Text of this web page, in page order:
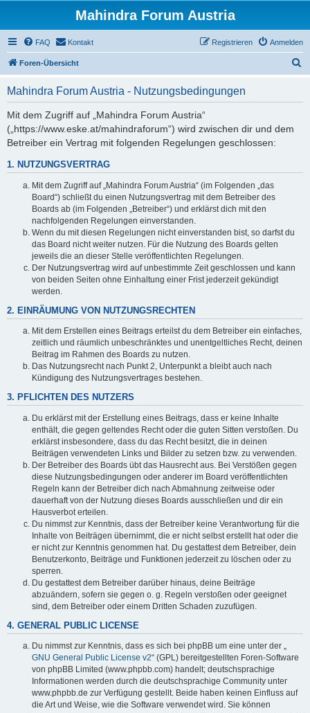
Mahindra Forum Austria
FAQ Kontakt Anmelden
Registrieren
Foren-Übersicht
Mahindra Forum Austria - Nutzungsbedingungen
Mit dem Zugriff auf „Mahindra Forum Austria“
(„https://www.eske.at/mahindraforum“) wird zwischen dir und dem
Betreiber ein Vertrag mit folgenden Regelungen geschlossen:
1. NUTZUNGSVERTRAG
Mit dem Zugriff auf „Mahindra Forum Austria“ (im Folgenden „das
Board“) schließt du einen Nutzungsvertrag mit dem Betreiber des
Boards ab (im Folgenden „Betreiber“) und erklärst dich mit den
nachfolgenden Regelungen einverstanden.
Wenn du mit diesen Regelungen nicht einverstanden bist, so darfst du
das Board nicht weiter nutzen. Für die Nutzung des Boards gelten
jeweils die an dieser Stelle veröffentlichten Regelungen.
Der Nutzungsvertrag wird auf unbestimmte Zeit geschlossen und kann
von beiden Seiten ohne Einhaltung einer Frist jederzeit gekündigt
werden.
2. EINRÄUMUNG VON NUTZUNGSRECHTEN
Mit dem Erstellen eines Beitrags erteilst du dem Betreiber ein einfaches,
zeitlich und räumlich unbeschränktes und unentgeltliches Recht, deinen
Beitrag im Rahmen des Boards zu nutzen.
Das Nutzungsrecht nach Punkt 2, Unterpunkt a bleibt auch nach
Kündigung des Nutzungsvertrages bestehen.
3. PFLICHTEN DES NUTZERS
Du erklärst mit der Erstellung eines Beitrags, dass er keine Inhalte
enthält, die gegen geltendes Recht oder die guten Sitten verstoßen. Du
erklärst insbesondere, dass du das Recht besitzt, die in deinen
Beiträgen verwendeten Links und Bilder zu setzen bzw. zu verwenden.
Der Betreiber des Boards übt das Hausrecht aus. Bei Verstößen gegen
diese Nutzungsbedingungen oder anderer im Board veröffentlichten
Regeln kann der Betreiber dich nach Abmahnung zeitweise oder
dauerhaft von der Nutzung dieses Boards ausschließen und dir ein
Hausverbot erteilen.
Du nimmst zur Kenntnis, dass der Betreiber keine Verantwortung für die
Inhalte von Beiträgen übernimmt, die er nicht selbst erstellt hat oder die
er nicht zur Kenntnis genommen hat. Du gestattest dem Betreiber, dein
Benutzerkonto, Beiträge und Funktionen jederzeit zu löschen oder zu
sperren.
Du gestattest dem Betreiber darüber hinaus, deine Beiträge
abzuändern, sofern sie gegen o. g. Regeln verstoßen oder geeignet
sind, dem Betreiber oder einem Dritten Schaden zuzufügen.
4. GENERAL PUBLIC LICENSE
Du nimmst zur Kenntnis, dass es sich bei phpBB um eine unter der „
GNU General Public License v2“ (GPL) bereitgestellten Foren-Software
von phpBB Limited (www.phpbb.com) handelt; deutschsprachige
Informationen werden durch die deutschsprachige Community unter
www.phpbb.de zur Verfügung gestellt. Beide haben keinen Einfluss auf
die Art und Weise, wie die Software verwendet wird. Sie können